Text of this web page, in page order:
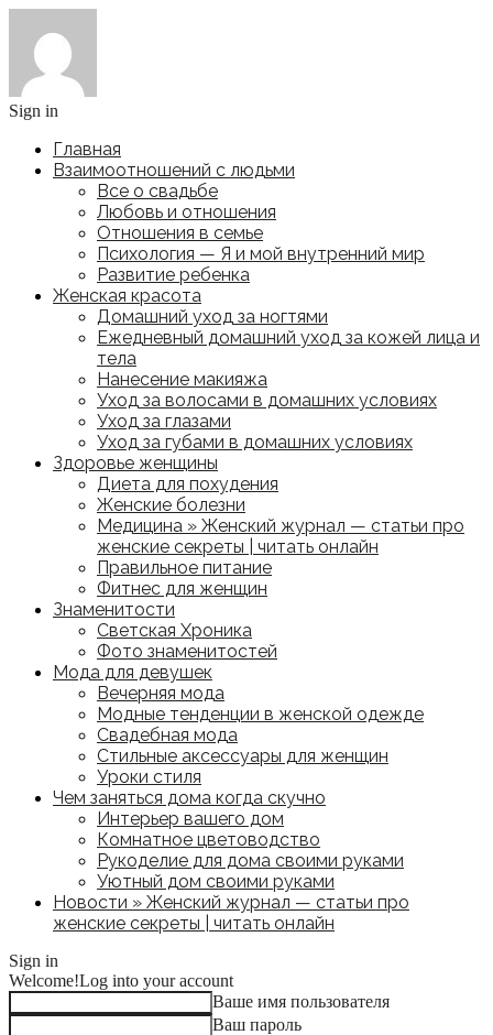
Sign in
Главная
Взаимоотношений с людьми
Все о свадьбе
Любовь и отношения
Отношения в семье
Психология — Я и мой внутренний мир
Развитие ребенка
Женская красота
Домашний уход за ногтями
Ежедневный домашний уход за кожей лица и
тела
Нанесение макияжа
Уход за волосами в домашних условиях
Уход за глазами
Уход за губами в домашних условиях
Здоровье женщины
Диета для похудения
Женские болезни
Медицина » Женский журнал — статьи про
женские секреты | читать онлайн
Правильное питание
Фитнес для женщин
Знаменитости
Светская Хроника
Фото знаменитостей
Мода для девушек
Вечерняя мода
Модные тенденции в женской одежде
Свадебная мода
Стильные аксессуары для женщин
Уроки стиля
Чем заняться дома когда скучно
Интерьер вашего дом
Комнатное цветоводство
Рукоделие для дома своими руками
Уютный дом своими руками
Новости » Женский журнал — статьи про
женские секреты | читать онлайн
Sign in
Welcome!Log into your account
Ваше имя пользователя
Ваш пароль